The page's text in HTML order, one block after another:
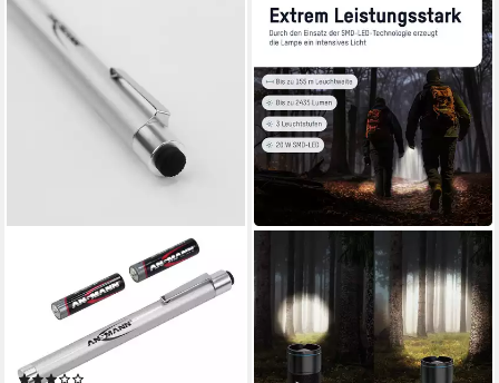
LED Taschenlampe X15 LED -
Kleine LED-Stiftleuchte im
praktischen
Kugelschreiberformat
ANSMANN AG
LED Taschenlampe LED
Adventure Taschenlampe,
helle 2435 lm Outdoor
Taschenlampe